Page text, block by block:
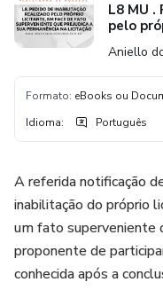
L8 MU
pelo
Aniello
Formato: eBooks ou
Idioma: Português
A referida notificação
inabilitação do próprio
um fato superveniente
proponente de
conhecida após a